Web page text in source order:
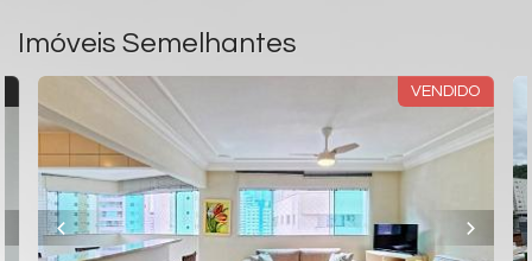
Imóveis Semelhantes
VENDIDO